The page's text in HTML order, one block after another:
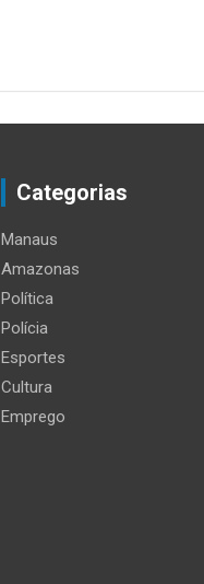
Categorias
Manaus
Amazonas
Política
Polícia
Esportes
Cultura
Emprego